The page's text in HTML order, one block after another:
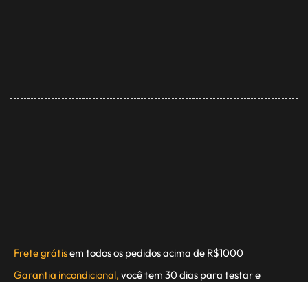
Frete grátisem todos os pedidos acima de R$1000
Garantia incondicional, você tem 30 dias para testar e